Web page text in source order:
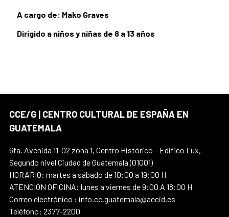
A cargo de: Mako Graves
Dirigido a niños y niñas de 8 a 13 años
CCE/G | CENTRO CULTURAL DE ESPAÑA EN
GUATEMALA
6ta. Avenida 11-02 zona 1, Centro Histórico – Edifico Lux,
Segundo nivel Ciudad de Guatemala (01001)
HORARIO: martes a sábado de 10:00 a 19:00 H
ATENCIÓN OFICINA: lunes a viernes de 9:00 A 18:00 H
Correo electrónico : info.cc.guatemala@aecid.es
Teléfono: 2377-2200